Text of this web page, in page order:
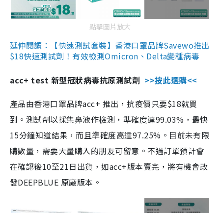
點擊圖片放大
延伸閱讀：【快速測試套裝】香港口罩品牌Savewo推出
$18快速測試劑！有效檢測Omicron、Delta變種病毒
acc+ test 新型冠狀病毒抗原測試劑 >>按此選購<<
產品由香港口罩品牌acc+ 推出，抗疫價只要$18就買
到。測試劑以採集鼻液作檢測，準確度達99.03%，最快
15分鐘知道結果，而且準確度高達97.25%。目前未有限
購數量，需要大量購入的朋友可留意。不過訂單預計會
在確認後10至21日出貨，如acc+版本賣完，將有機會改
發DEEPBLUE 原廠版本。